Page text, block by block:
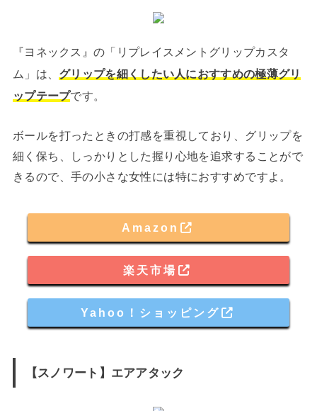
『ヨネックス』の「リプレイスメントグリップカスタ
ム」は、 グリップを細くしたい人におすすめの極薄グリ
ップテープです。
ボールを打ったときの打感を重視しており、グリップを
細く保ち、しっかりとした握り心地を追求することがで
きるので、手の小さな女性には特におすすめですよ。
Amazon
楽天市場
Yahoo！ショッピング
【スノワート】エアアタック